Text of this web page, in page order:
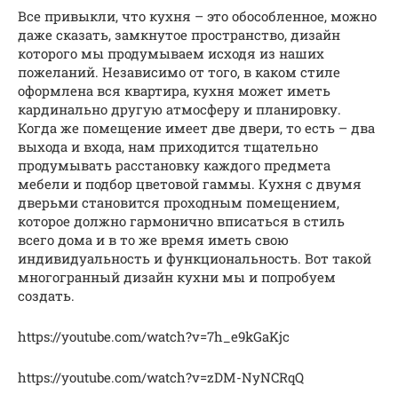
Все привыкли, что кухня – это обособленное, можно
даже сказать, замкнутое пространство, дизайн
которого мы продумываем исходя из наших
пожеланий. Независимо от того, в каком стиле
оформлена вся квартира, кухня может иметь
кардинально другую атмосферу и планировку.
Когда же помещение имеет две двери, то есть – два
выхода и входа, нам приходится тщательно
продумывать расстановку каждого предмета
мебели и подбор цветовой гаммы. Кухня с двумя
дверьми становится проходным помещением,
которое должно гармонично вписаться в стиль
всего дома и в то же время иметь свою
индивидуальность и функциональность. Вот такой
многогранный дизайн кухни мы и попробуем
создать.
https://youtube.com/watch?v=7h_e9kGaKjc
https://youtube.com/watch?v=zDM-NyNCRqQ